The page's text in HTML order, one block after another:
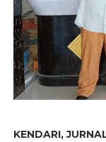
KENDARI,